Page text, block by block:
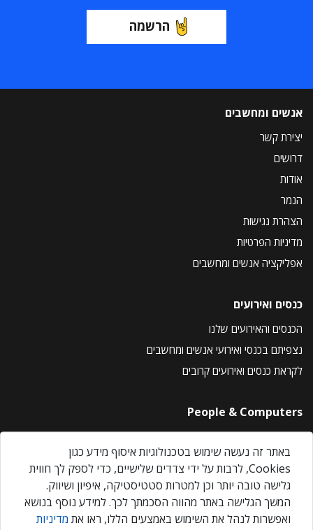
הרשמה
אנשים ומחשבים
יצירת קשר
דרושים
אודות
הנמר
הצהרת נגישות
מדיניות הפרטיות
אפליקציה אנשים ומחשבים
כנסים ואירועים
הכנסים והאירועים שלנו
נצפיתם בכנסי ואירועי אנשים ומחשבים
לקראת כנסים ואירועים קרובים
People & Computers
About Us
Privacy Policy
Contact Us
Our Events
באתר זה נעשה שימוש בטכנולוגיות איסוף מידע כגון
Cookies, לרבות על ידי צדדים שלישיים, כדי לספק לך חווית
גלישה טובה יותר וכן למטרות סטטיסטיקה, איפיון ושיווק.
המשך הגלישה באתר מהווה הסכמתך לכך. למידע נוסף בנושא
ואפשרות לנהל את השימוש באמצעים הללו, ראו את מדיניות